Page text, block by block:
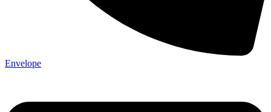
Envelope